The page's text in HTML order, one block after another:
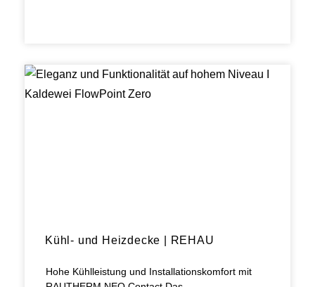
Kühl- und Heizdecke | REHAU
Hohe Kühlleistung und Installationskomfort mit